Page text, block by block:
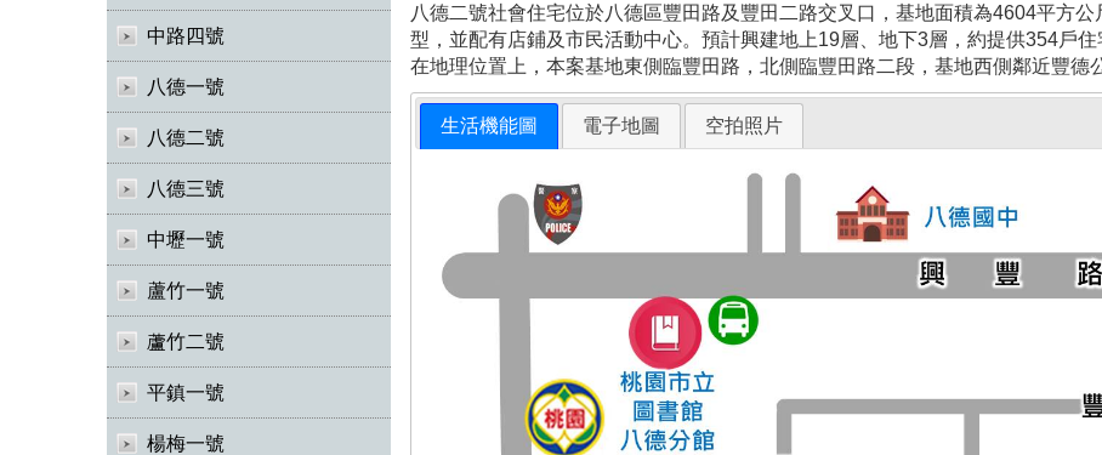
中路四號
八德一號
八德二號
八德三號
中壢一號
蘆竹一號
蘆竹二號
平鎮一號
楊梅一號
八德二號社會住宅位於八德區豐田路及豐田二路交叉口，基地面積為4604平方
型，並配有店鋪及市民活動中心。預計興建地上19層、地下3層，約提供354戶住
在地理位置上，本案基地東側臨豐田路，北側臨豐田路二段，基地西側鄰近豐德
生活機能圖 電子地圖 空拍照片